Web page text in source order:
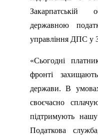
Закарпатській
державною
управління ДПС у
«Сьогодні
фронті
держави. В
своєчасно
підтримують
Податкова